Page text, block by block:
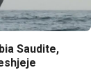
Saudite,